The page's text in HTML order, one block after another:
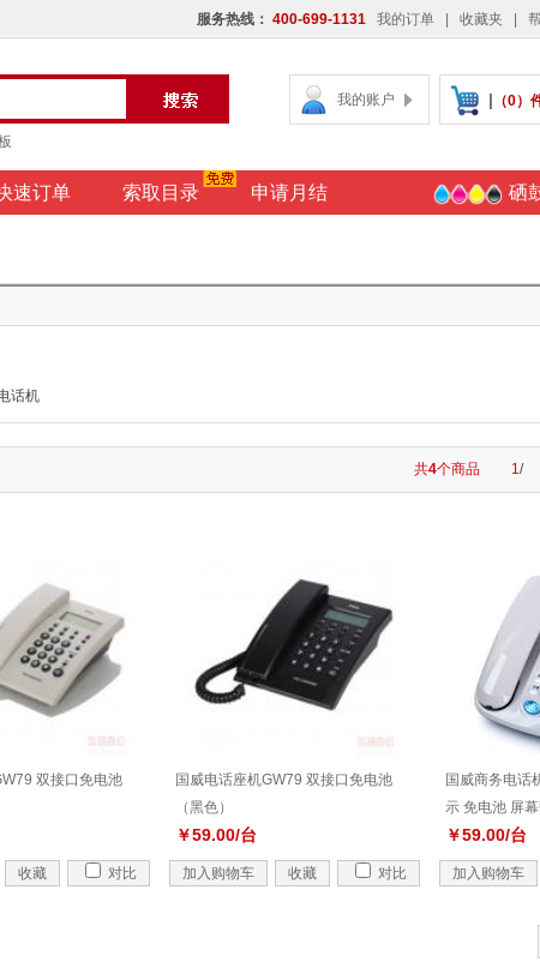
服务热线： 400-699-1131 我的订单 收藏夹
我的账户 | （0）
硒
速订单 索取目录 申请月结
话机
共4个商品 1/
双接口免电池
收藏 对比
国威电话座机GW79 双接口免电池
（黑色）
￥59.00/台
加入购物车 收藏 对比
国威商务电话
示 免电池 屏
￥59.00/台
加入购物车